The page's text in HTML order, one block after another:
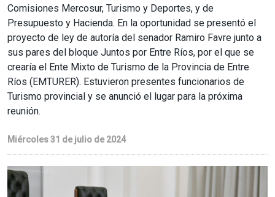
Comisiones Mercosur, Turismo y Deportes, y de
Presupuesto y Hacienda. En la oportunidad se presentó el
proyecto de ley de autoría del senador Ramiro Favre junto a
sus pares del bloque Juntos por Entre Ríos, por el que se
crearía el Ente Mixto de Turismo de la Provincia de Entre
Ríos (EMTURER). Estuvieron presentes funcionarios de
Turismo provincial y se anunció el lugar para la próxima
reunión.
Miércoles 31 de julio de 2024